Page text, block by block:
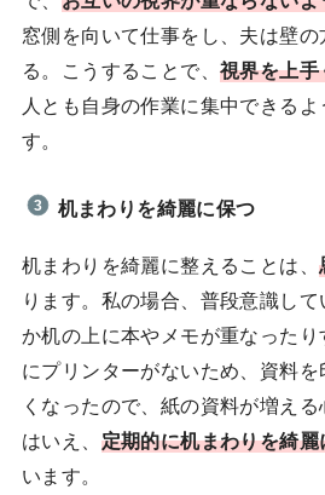
窓側を向いて仕事をし、夫は壁
る。こうすることで、視界を上手
人とも自身の作業に集中できる
す。
机まわりを綺麗に保つ
机まわりを綺麗に整えることは、
ります。私の場合、普段意識し
か机の上に本やメモが重なった
にプリンターがないため、資料
くなったので、紙の資料が増え
はいえ、 定期的に机まわりを綺麗
います。